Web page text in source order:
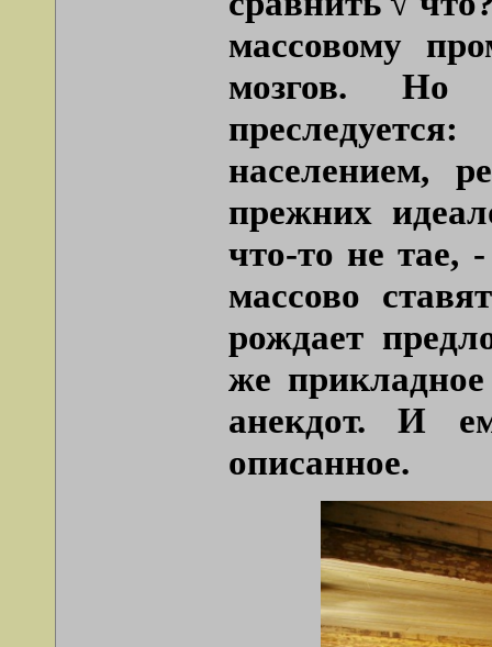
массовому
мозгов. Но
населением,
прежних
что-то не тае,
массово
рождает
же
анекдот. И
описанное.